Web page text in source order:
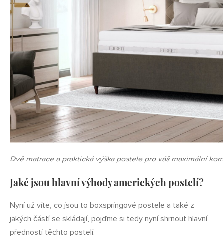
Dvě matrace a praktická výška postele pro váš maximální
Jaké jsou hlavní výhody amerických postelí?
Nyní už víte, co jsou to boxspringové postele a také z
jakých částí se skládají, pojďme si tedy nyní shrnout hlavní
přednosti těchto postelí.